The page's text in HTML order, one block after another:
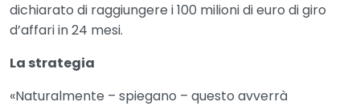
dichiarato di raggiungere i 100 milioni di euro di giro
d’affari in 24 mesi.
La strategia
«Naturalmente – spiegano – questo avverrà